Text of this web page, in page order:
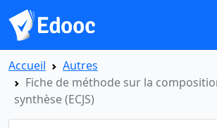
Accueil
Autres
Fiche de méthode sur la
synthèse (ECJS)